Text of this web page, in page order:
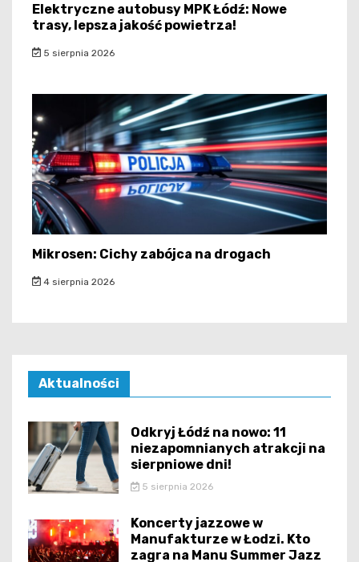
Elektryczne autobusy MPK Łódź: Nowe
trasy, lepsza jakość powietrza!
5 sierpnia 2026
Mikrosen: Cichy zabójca na drogach
4 sierpnia 2026
Aktualności
Odkryj Łódź na nowo: 11
niezapomnianych atrakcji na
sierpniowe dni!
5 sierpnia 2026
Koncerty jazzowe w
Manufakturze w Łodzi. Kto
zagra na Manu Summer Jazz